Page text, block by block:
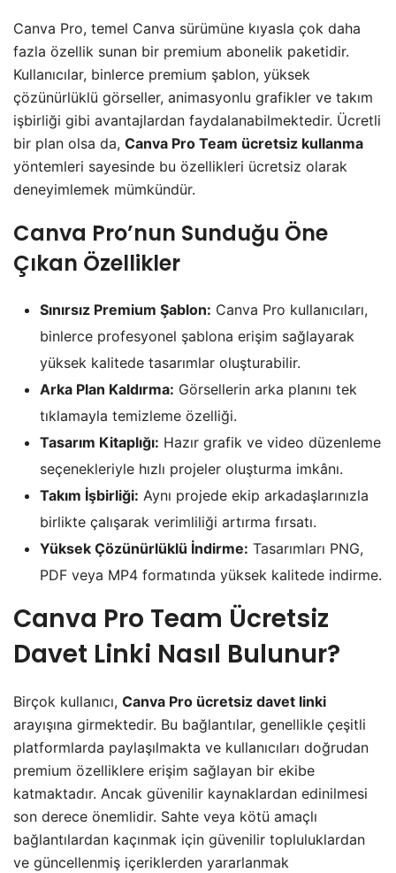
Canva Pro, temel Canva sürümüne kıyasla çok daha
fazla özellik sunan bir premium abonelik paketidir.
Kullanıcılar, binlerce premium şablon, yüksek
çözünürlüklü görseller, animasyonlu grafikler ve takım
işbirliği gibi avantajlardan faydalanabilmektedir. Ücretli
bir plan olsa da, Canva Pro Team ücretsiz kullanma
yöntemleri sayesinde bu özellikleri ücretsiz olarak
deneyimlemek mümkündür.
Canva Pro’nun Sunduğu Öne
Çıkan Özellikler
Sınırsız Premium Şablon: Canva Pro kullanıcıları,
binlerce profesyonel şablona erişim sağlayarak
yüksek kalitede tasarımlar oluşturabilir.
Arka Plan Kaldırma: Görsellerin arka planını tek
tıklamayla temizleme özelliği.
Tasarım Kitaplığı: Hazır grafik ve video düzenleme
seçenekleriyle hızlı projeler oluşturma imkânı.
Takım İşbirliği: Aynı projede ekip arkadaşlarınızla
birlikte çalışarak verimliliği artırma fırsatı.
Yüksek Çözünürlüklü İndirme: Tasarımları PNG,
PDF veya MP4 formatında yüksek kalitede indirme.
Canva Pro Team Ücretsiz
Davet Linki Nasıl Bulunur?
Birçok kullanıcı, Canva Pro ücretsiz davet linki
arayışına girmektedir. Bu bağlantılar, genellikle çeşitli
platformlarda paylaşılmakta ve kullanıcıları doğrudan
premium özelliklere erişim sağlayan bir ekibe
katmaktadır. Ancak güvenilir kaynaklardan edinilmesi
son derece önemlidir. Sahte veya kötü amaçlı
bağlantılardan kaçınmak için güvenilir topluluklardan
ve güncellenmiş içeriklerden yararlanmak